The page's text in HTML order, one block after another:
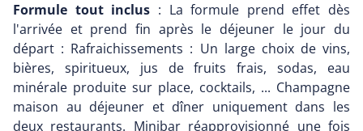
Formule tout inclus : La formule prend effet dès
l'arrivée et prend fin après le déjeuner le jour du
départ : Rafraichissements : Un large choix de vins,
bières, spiritueux, jus de fruits frais, sodas, eau
minérale produite sur place, cocktails, ... Champagne
maison au déjeuner et dîner uniquement dans les
deux restaurants. Minibar réapprovisionné une fois